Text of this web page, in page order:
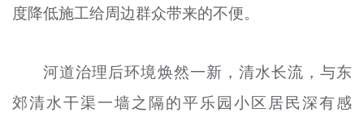
度降低施工给周边群众带来的不便。
河道治理后环境焕然一新，清水长流，与东
郊清水干渠一墙之隔的平乐园小区居民深有感